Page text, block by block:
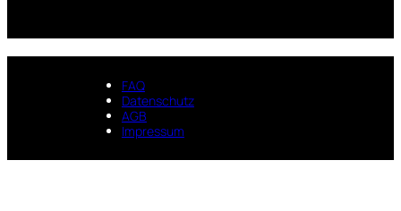
FAQ
Datenschutz
AGB
Impressum